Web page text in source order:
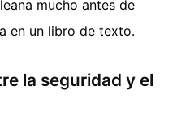
mucho antes de
en un libro de texto.
la seguridad y el